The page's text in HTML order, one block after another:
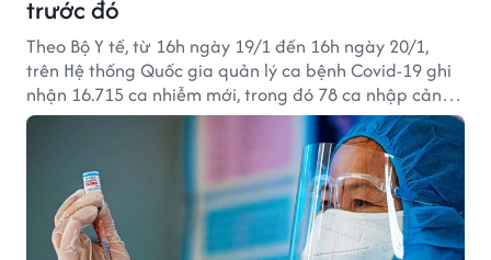
trước đó
Theo Bộ Y tế, từ 16h ngày 19/1 đến 16h ngày 20/1,
trên Hệ thống Quốc gia quản lý ca bệnh Covid-19 ghi
nhận 16.715 ca nhiễm mới, trong đó 78 ca nhập cảnh
và 16.637 ca ghi nhận trong nước (tăng 701 ca so với
ngày trước đó) tại 63 tỉnh, thành phố (có 11.796 ca
trong cộng đồng).